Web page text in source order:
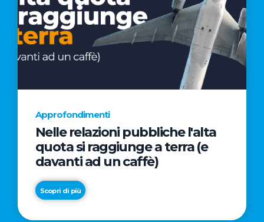
Approfondimenti
Nelle relazioni pubbliche l'alta
quota si raggiunge a terra (e
davanti ad un caffè)
Scopri di più